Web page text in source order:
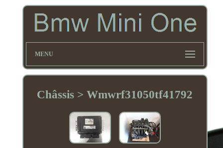
MENU
Châssis > Wmwrf31050tf41792